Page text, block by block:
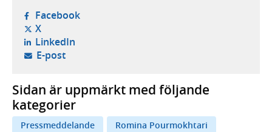
Facebook- öppnas i ny flik, extern webbplats,
X- öppnas i ny flik, extern webbplats,
LinkedIn- öppnas i ny flik, extern webbplats,
E-post- öppnar din e-postklient,
Sidan är uppmärkt med följande
kategorier
Pressmeddelande
Romina Pourmokhtari